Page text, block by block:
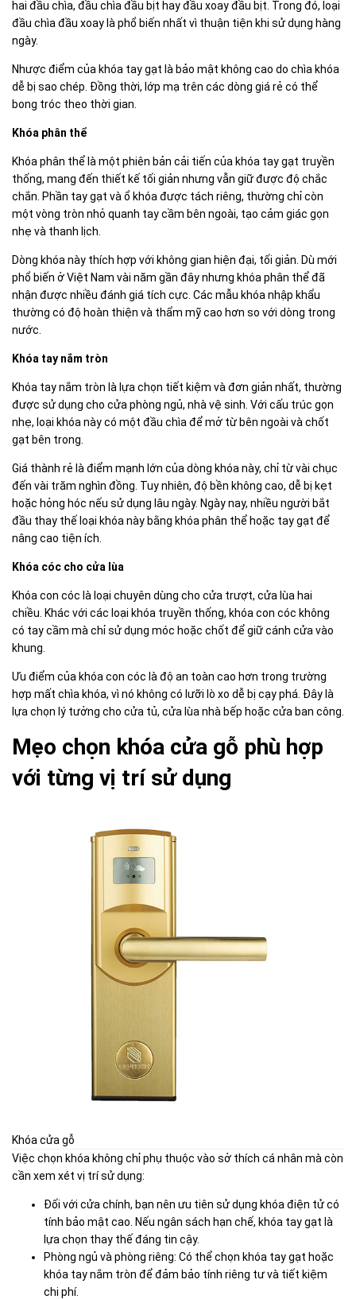
hai đầu chìa, đầu chìa đầu bịt hay đầu xoay đầu bịt. Trong đó, loại
đầu chìa đầu xoay là phổ biến nhất vì thuận tiện khi sử dụng hàng
ngày.
Nhược điểm của khóa tay gạt là bảo mật không cao do chìa khóa
dễ bị sao chép. Đồng thời, lớp mạ trên các dòng giá rẻ có thể
bong tróc theo thời gian.
Khóa phân thể
Khóa phân thể là một phiên bản cải tiến của khóa tay gạt truyền
thống, mang đến thiết kế tối giản nhưng vẫn giữ được độ chắc
chắn. Phần tay gạt và ổ khóa được tách riêng, thường chỉ còn
một vòng tròn nhỏ quanh tay cầm bên ngoài, tạo cảm giác gọn
nhẹ và thanh lịch.
Dòng khóa này thích hợp với không gian hiện đại, tối giản. Dù mới
phổ biến ở Việt Nam vài năm gần đây nhưng khóa phân thể đã
nhận được nhiều đánh giá tích cực. Các mẫu khóa nhập khẩu
thường có độ hoàn thiện và thẩm mỹ cao hơn so với dòng trong
nước.
Khóa tay nắm tròn
Khóa tay nắm tròn là lựa chọn tiết kiệm và đơn giản nhất, thường
được sử dụng cho cửa phòng ngủ, nhà vệ sinh. Với cấu trúc gọn
nhẹ, loại khóa này có một đầu chìa để mở từ bên ngoài và chốt
gạt bên trong.
Giá thành rẻ là điểm mạnh lớn của dòng khóa này, chỉ từ vài chục
đến vài trăm nghìn đồng. Tuy nhiên, độ bền không cao, dễ bị kẹt
hoặc hỏng hóc nếu sử dụng lâu ngày. Ngày nay, nhiều người bắt
đầu thay thế loại khóa này bằng khóa phân thể hoặc tay gạt để
nâng cao tiện ích.
Khóa cóc cho cửa lùa
Khóa con cóc là loại chuyên dùng cho cửa trượt, cửa lùa hai
chiều. Khác với các loại khóa truyền thống, khóa con cóc không
có tay cầm mà chỉ sử dụng móc hoặc chốt để giữ cánh cửa vào
khung.
Ưu điểm của khóa con cóc là độ an toàn cao hơn trong trường
hợp mất chìa khóa, vì nó không có lưỡi lò xo dễ bị cạy phá. Đây là
lựa chọn lý tưởng cho cửa tủ, cửa lùa nhà bếp hoặc cửa ban công.
Mẹo chọn khóa cửa gỗ phù hợp
với từng vị trí sử dụng
Khóa cửa gỗ
Việc chọn khóa không chỉ phụ thuộc vào sở thích cá nhân mà còn
cần xem xét vị trí sử dụng:
Đối với cửa chính, bạn nên ưu tiên sử dụng khóa điện tử có
tính bảo mật cao. Nếu ngân sách hạn chế, khóa tay gạt là
lựa chọn thay thế đáng tin cậy.
Phòng ngủ và phòng riêng: Có thể chọn khóa tay gạt hoặc
khóa tay nắm tròn để đảm bảo tính riêng tư và tiết kiệm
chi phí.